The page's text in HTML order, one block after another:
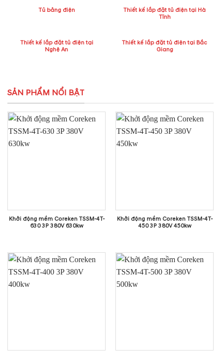
Tủ bảng điện
Thiết kế lắp đặt tủ điện tại Hà
Tĩnh
Thiết kế lắp đặt tủ điện tại
Nghệ An
Thiết kế lắp đặt tủ điện tại Bắc
Giang
SẢN PHẨM NỔI BẬT
Khởi động mềm Coreken TSSM-4T-
630 3P 380V 630kw
Khởi động mềm Coreken TSSM-4T-
450 3P 380V 450kw